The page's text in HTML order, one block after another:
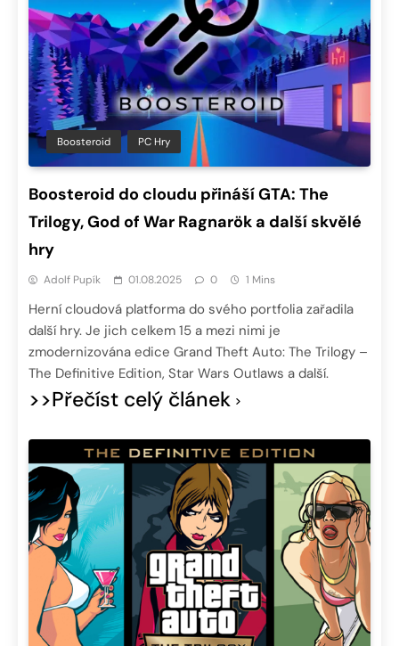
Boosteroid PC Hry
Boosteroid do cloudu přináší GTA: The
Trilogy, God of War Ragnarök a další skvělé
hry
Adolf Pupík 01.08.2025 0 1 Mins
Herní cloudová platforma do svého portfolia zařadila
další hry. Je jich celkem 15 a mezi nimi je
zmodernizována edice Grand Theft Auto: The Trilogy –
The Definitive Edition, Star Wars Outlaws a další.
>>Přečíst celý článek